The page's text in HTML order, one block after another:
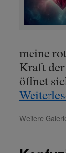
meine
Kraft der
öffnet
Weitere